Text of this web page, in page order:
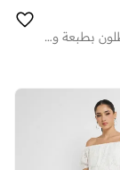
طقم بلوزة وبنطلون بطبعة وشاح